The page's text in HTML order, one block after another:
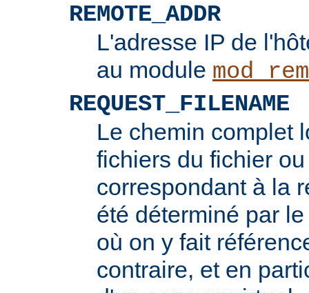
REMOTE_ADDR
L'adresse IP de
au module
REQUEST_FILENAME
Le chemin complet
fichiers du fichier
correspondant à la
été déterminé par
où on y fait
contraire, et en